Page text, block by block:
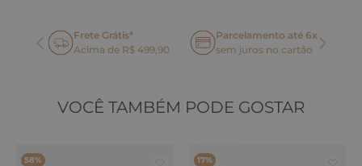
Frete Grátis*
Acima de R$ 499,90
Parcelamento até 6x
sem juros no cartão
VOCÊ TAMBÉM PODE GOSTAR
58% 17%